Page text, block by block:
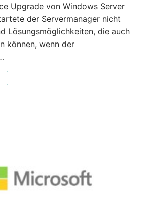
Upgrade von Windows Server
der Servermanager nicht
Lösungsmöglichkeiten, die auch
können, wenn der